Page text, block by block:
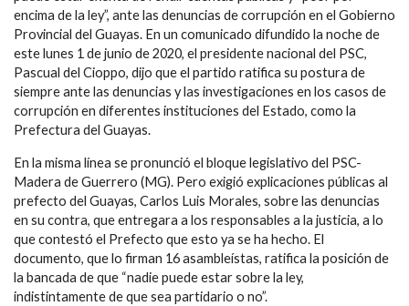
encima de la ley”, ante las denuncias de corrupción en el Gobierno
Provincial del Guayas. En un comunicado difundido la noche de
este lunes 1 de junio de 2020, el presidente nacional del PSC,
Pascual del Cioppo, dijo que el partido ratifica su postura de
siempre ante las denuncias y las investigaciones en los casos de
corrupción en diferentes instituciones del Estado, como la
Prefectura del Guayas.
En la misma línea se pronunció el bloque legislativo del PSC-
Madera de Guerrero (MG). Pero exigió explicaciones públicas al
prefecto del Guayas, Carlos Luis Morales, sobre las denuncias
en su contra, que entregara a los responsables a la justicia, a lo
que contestó el Prefecto que esto ya se ha hecho. El
documento, que lo firman 16 asambleístas, ratifica la posición de
la bancada de que “nadie puede estar sobre la ley,
indistintamente de que sea partidario o no”.